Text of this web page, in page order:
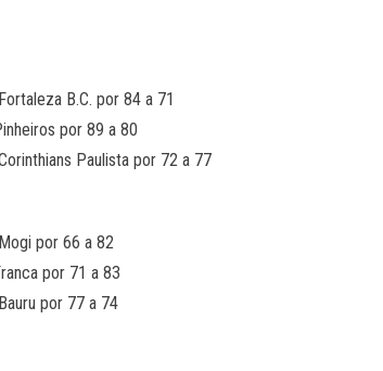
B.C. por 84 a 71
por 89 a 80
Paulista por 72 a 77
por 66 a 82
por 71 a 83
por 77 a 74